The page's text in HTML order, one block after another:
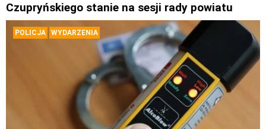
Czupryńskiego stanie na sesji rady powiatu
POLICJA WYDARZENIA